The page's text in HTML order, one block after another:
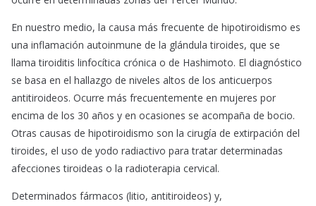
En nuestro medio, la causa más frecuente de hipotiroidismo es
una inflamación autoinmune de la glándula tiroides, que se
llama tiroiditis linfocítica crónica o de Hashimoto. El diagnóstico
se basa en el hallazgo de niveles altos de los anticuerpos
antitiroideos. Ocurre más frecuentemente en mujeres por
encima de los 30 años y en ocasiones se acompaña de bocio.
Otras causas de hipotiroidismo son la cirugía de extirpación del
tiroides, el uso de yodo radiactivo para tratar determinadas
afecciones tiroideas o la radioterapia cervical.
Determinados fármacos (litio, antitiroideos) y,